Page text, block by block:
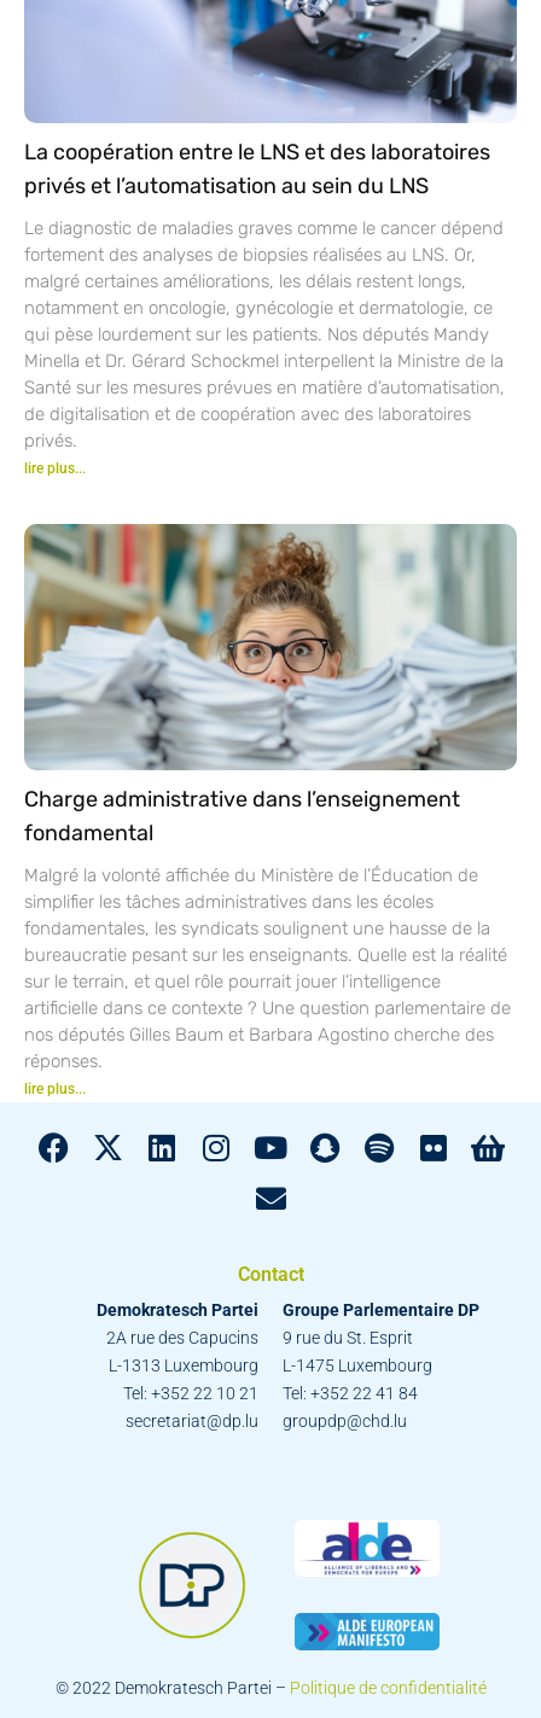
La coopération entre le LNS et des laboratoires
privés et l’automatisation au sein du LNS
Le diagnostic de maladies graves comme le cancer dépend
fortement des analyses de biopsies réalisées au LNS. Or,
malgré certaines améliorations, les délais restent longs,
notamment en oncologie, gynécologie et dermatologie, ce
qui pèse lourdement sur les patients. Nos députés Mandy
Minella et Dr. Gérard Schockmel interpellent la Ministre de la
Santé sur les mesures prévues en matière d’automatisation,
de digitalisation et de coopération avec des laboratoires
privés.
lire plus...
Charge administrative dans l’enseignement
fondamental
Malgré la volonté affichée du Ministère de l’Éducation de
simplifier les tâches administratives dans les écoles
fondamentales, les syndicats soulignent une hausse de la
bureaucratie pesant sur les enseignants. Quelle est la réalité
sur le terrain, et quel rôle pourrait jouer l’intelligence
artificielle dans ce contexte ? Une question parlementaire de
nos députés Gilles Baum et Barbara Agostino cherche des
réponses.
lire plus...
Contact
Demokratesch Partei
2A rue des Capucins
L-1313 Luxembourg
Tel: +352 22 10 21
secretariat@dp.lu
Groupe Parlementaire DP
9 rue du St. Esprit
L-1475 Luxembourg
Tel: +352 22 41 84
groupdp@chd.lu
© 2022 Demokratesch Partei – Politique de confidentialité